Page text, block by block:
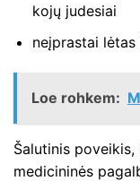
kojų judesiai
neįprastai
Loe rohkem:
Šalutinis
medicininės